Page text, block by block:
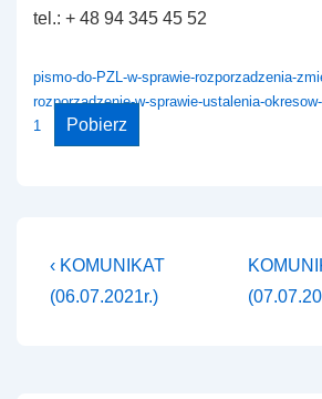
tel.: + 48 94 345 45 52
pismo-do-PZL-w-sprawie-rozporzadzenia-
rozporzadzenie-w-sprawie-ustalenia-
1
Pobierz
Nawigacja
wpisu
Previous
Post
‹ KOMUNIKAT
(06.07.2021r.)
Next
Post